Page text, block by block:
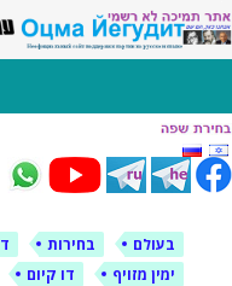
לימין
אתר תמיכה ברוסית ובעברית
דילוג
לתוכן
בעולם בחירות
ימין מזויף
דו קיום